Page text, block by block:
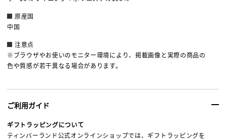
原産国
中国
注意点
※ブラウザやお使いのモニター環境により、掲載画像と実際の商品の
色や質感が若干異なる場合があります。
ご利用ガイド
ギフトラッピングについて
ティンバーランド公式オンラインショップでは、ギフトラッピングを